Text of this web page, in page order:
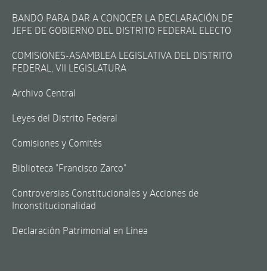
BANDO PARA DAR A CONOCER LA DECLARACIÓN DE
JEFE DE GOBIERNO DEL DISTRITO FEDERAL ELECTO
COMISIONES-ASAMBLEA LEGISLATIVA DEL DISTRITO
FEDERAL, VII LEGISLATURA
Archivo Central
Leyes del Distrito Federal
Comisiones y Comités
Biblioteca "Francisco Zarco"
Controversias Constitucionales y Acciones de
Inconstitucionalidad
Declaración Patrimonial en Línea